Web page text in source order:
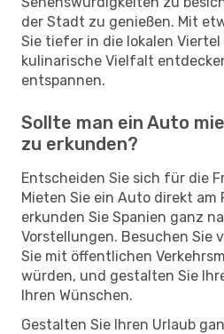
der Stadt zu genießen. Mit
Sie tiefer in die lokalen
kulinarische Vielfalt
entspannen.
Sollte man ein Auto
zu erkunden?
Entscheiden Sie sich für die
Mieten Sie ein Auto direkt
erkunden Sie Spanien ganz
Vorstellungen. Besuchen Sie
Sie mit öffentlichen
würden, und gestalten Sie
Ihren Wünschen.
Gestalten Sie Ihren Urlaub